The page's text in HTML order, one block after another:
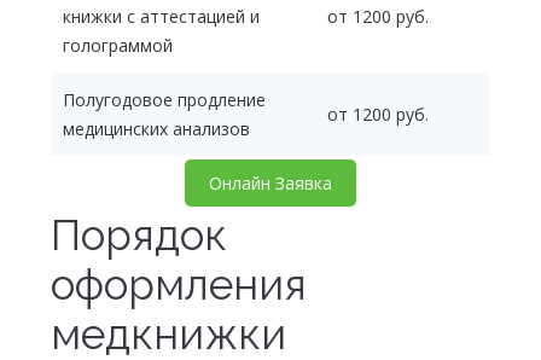
книжки с аттестацией и
голограммой
от 1200 руб.
Полугодовое продление
медицинских анализов
от 1200 руб.
Онлайн Заявка
Порядок
оформления
медкнижки